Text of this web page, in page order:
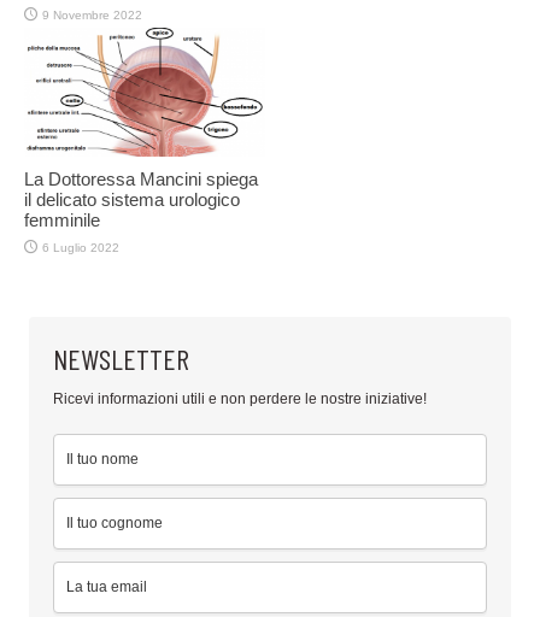
9 Novembre 2022
La Dottoressa Mancini spiega
il delicato sistema urologico
femminile
6 Luglio 2022
NEWSLETTER
Ricevi informazioni utili e non perdere le nostre iniziative!